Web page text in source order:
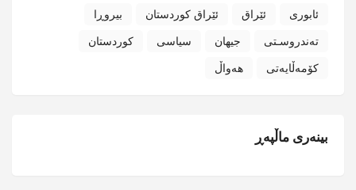
ئابوری ئێراق ئێراق کوردستان بیروڕا
تەندروسـتی جیهان سیاسی کوردستان
کۆمەڵایەتی هەواڵ
بینەری ماڵپەڕ